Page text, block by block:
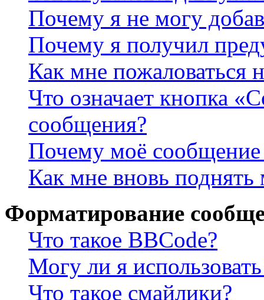
Почему я не могу
Почему я получил
Как мне пожаловаться
Что означает кнопка
сообщения?
Почему моё сообщение
Как мне вновь
Форматирование
Что такое BBCode?
Могу ли я
Что такое смайлики?